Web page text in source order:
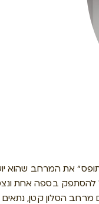
את המרחב שהוא
להסתפק בספה אחת
הסלון קטן, נתאים